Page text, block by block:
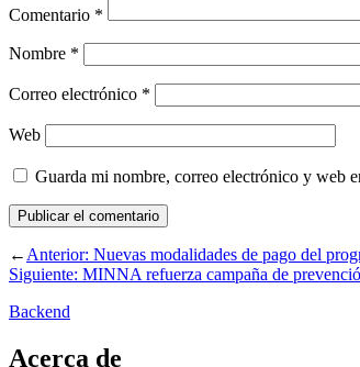
Comentario *
Nombre *
Correo electrónico *
Web
Guarda mi nombre, correo electrónico y web
←Anterior: Nuevas modalidades de pago del
Siguiente: MINNA refuerza campaña de
Backend
Acerca de